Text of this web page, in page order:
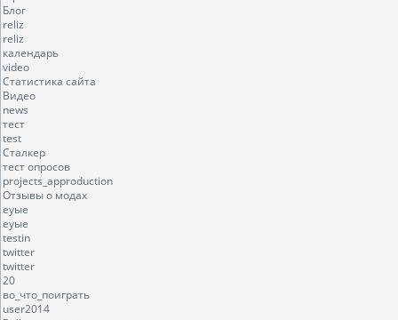
Блог
reliz
reliz
календарь
video
Статистика сайта
Видео
news
тест
test
Сталкер
тест опросов
projects_approduction
Отзывы о модах
еуые
еуые
testin
twitter
twitter
20
во_что_поиграть
user2014